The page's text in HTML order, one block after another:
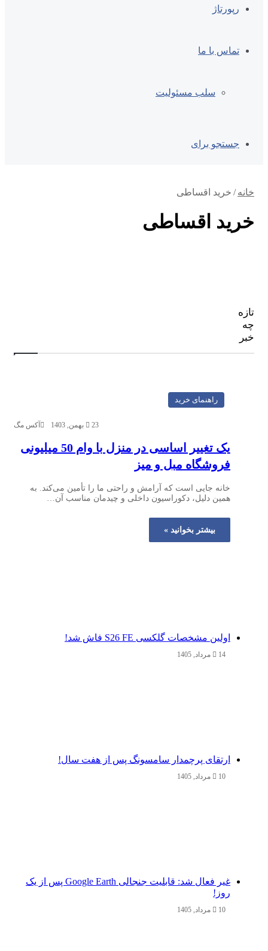
رپورتاژ
تماس با ما
سلب مسئولیت
جستجو برای
خانه / خرید اقساطی
خرید اقساطی
راهنمای خرید
آکس مگ 23 بهمن, 1403
یک تغییر اساسی در منزل با وام 50 میلیونی
فروشگاه مبل و میز
خانه جایی است که آرامش و راحتی ما را تأمین می‌کند. به
همین دلیل، دکوراسیون داخلی و چیدمان مناسب آن…
بیشتر بخوانید »
تازه
چه
خبر
اولین مشخصات گلکسی S26 FE فاش شد!
14 مرداد, 1405
ارتقای پرچمدار سامسونگ پس از هفت سال!
10 مرداد, 1405
غیر فعال شد: قابلیت جنجالی Google Earth پس از یک
روز!
10 مرداد, 1405